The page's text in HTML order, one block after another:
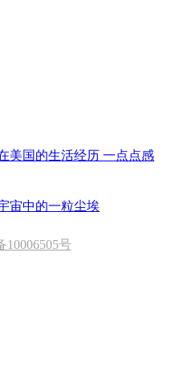
美国的生活经历 一点点感
宙中的一粒尘埃
10006505号